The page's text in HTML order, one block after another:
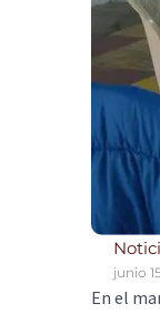
junio
En el